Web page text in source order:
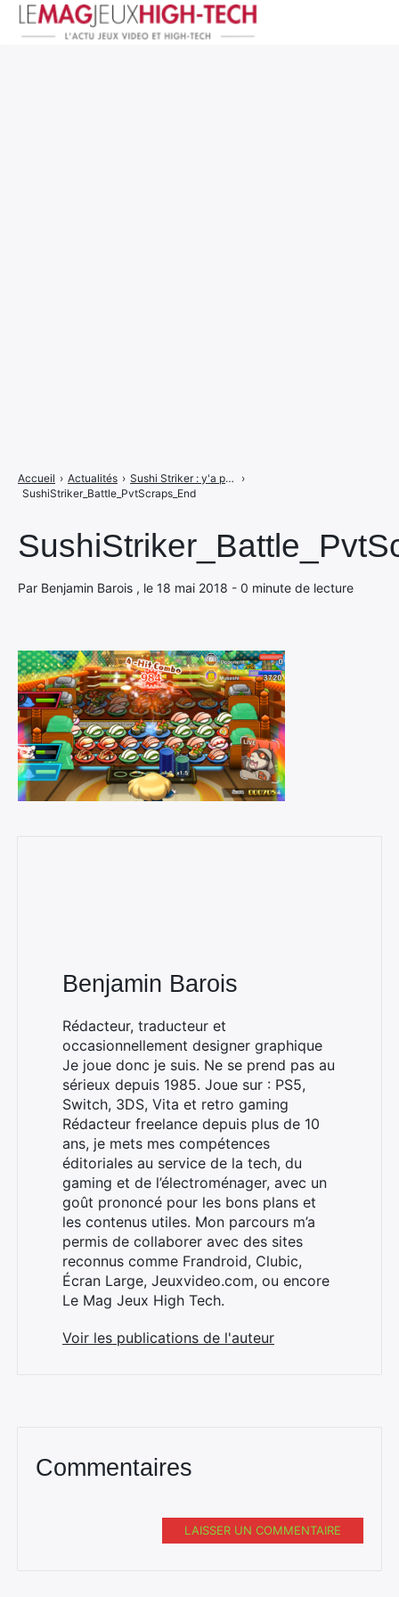
Par Benjamin Barois , le 18 mai 2018 - 0 minute de lecture
Accueil › Actualités › Sushi Striker : y'a pas de sushis à se faire
›
SushiStriker_Battle_PvtScraps_End
Benjamin Barois
Rédacteur, traducteur et
occasionnellement designer graphique
Je joue donc je suis. Ne se prend pas au
sérieux depuis 1985. Joue sur : PS5,
Switch, 3DS, Vita et retro gaming
Rédacteur freelance depuis plus de 10
ans, je mets mes compétences
éditoriales au service de la tech, du
gaming et de l’électroménager, avec un
goût prononcé pour les bons plans et
les contenus utiles. Mon parcours m’a
permis de collaborer avec des sites
reconnus comme Frandroid, Clubic,
Écran Large, Jeuxvideo.com, ou encore
Le Mag Jeux High Tech.
Voir les publications de l'auteur
Commentaires
LAISSER UN COMMENTAIRE